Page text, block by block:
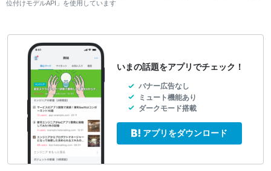
位付けモデルAPI」を使用しています
いまの話題をアプリでチェック！
バナー広告なし
ミュート機能あり
ダークモード搭載
アプリをダウンロード